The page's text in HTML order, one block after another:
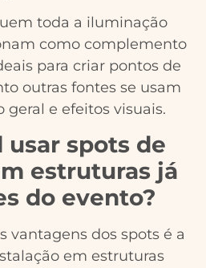
toda a iluminação
como complemento
para criar pontos de
outras fontes se usam
geral e efeitos visuais.
usar spots de
estruturas já
do evento?
vantagens dos spots é a
em estruturas